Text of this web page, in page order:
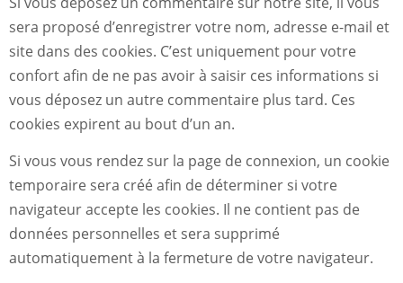
sera proposé d’enregistrer votre nom, adresse e-mail et
site dans des cookies. C’est uniquement pour votre
confort afin de ne pas avoir à saisir ces informations si
vous déposez un autre commentaire plus tard. Ces
cookies expirent au bout d’un an.
Si vous vous rendez sur la page de connexion, un cookie
temporaire sera créé afin de déterminer si votre
navigateur accepte les cookies. Il ne contient pas de
données personnelles et sera supprimé
automatiquement à la fermeture de votre navigateur.